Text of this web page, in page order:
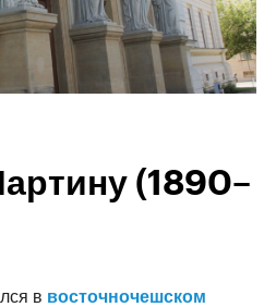
(1890–
в восточночешском